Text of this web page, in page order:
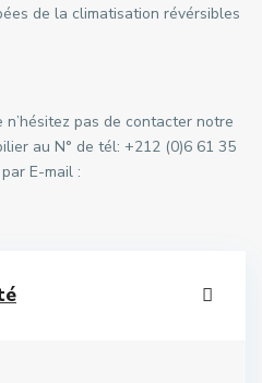
de la climatisation révérsibles
n’hésitez pas de contacter notre
au N° de tél: +212 (0)6 61 35
E-mail :